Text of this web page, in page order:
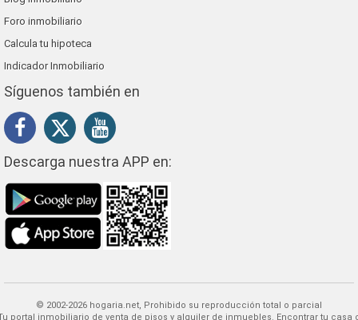
Foro inmobiliario
Calcula tu hipoteca
Indicador Inmobiliario
Síguenos también en
Descarga nuestra APP en:
© 2002-2026 hogaria.net, Prohibido su reproducción total o parcial
Encontrar tu casa o